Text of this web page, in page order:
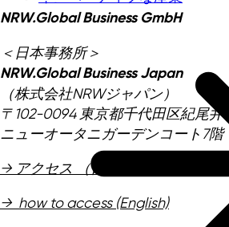
NRW.Global Business GmbH
＜日本事務所＞
NRW.Global Business Japan
（株式会社NRWジャパン）
〒102-0094 東京都千代田区紀尾井
ニューオータニガーデンコート7階
→ アクセス （日本語）
→ how to access (English)